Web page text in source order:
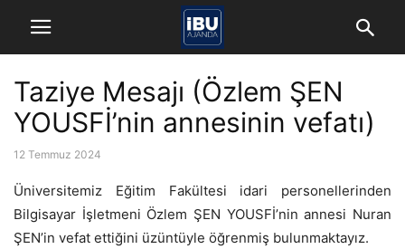
Taziye Mesajı (Özlem ŞEN
YOUSFİ’nin annesinin vefatı)
12 Temmuz 2024
Üniversitemiz Eğitim Fakültesi idari personellerinden
Bilgisayar İşletmeni Özlem ŞEN YOUSFİ’nin annesi Nuran
ŞEN’in vefat ettiğini üzüntüyle öğrenmiş bulunmaktayız.